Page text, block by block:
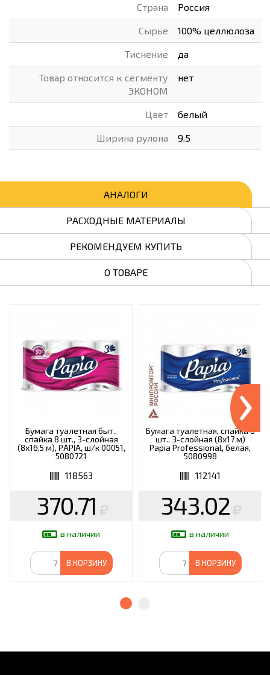
Страна Россия
Сырье 100% целлюлоза
Тиснение да
Товар относится к сегменту
ЭКОНОМ
нет
Цвет белый
Ширина рулона 9.5
АНАЛОГИ
РАСХОДНЫЕ МАТЕРИАЛЫ
РЕКОМЕНДУЕМ КУПИТЬ
О ТОВАРЕ
Бумага туалетная быт.,
спайка 8 шт., 3-слойная
(8х16,5 м), PAPIA, ш/к 00051,
5080721
118563
370.71
в наличии
В КОРЗИНУ
Бумага туалетная, спайка 8
шт., 3-слойная (8х17 м)
Papia Professional, белая,
5080998
112141
343.02
в наличии
В КОРЗИНУ
›